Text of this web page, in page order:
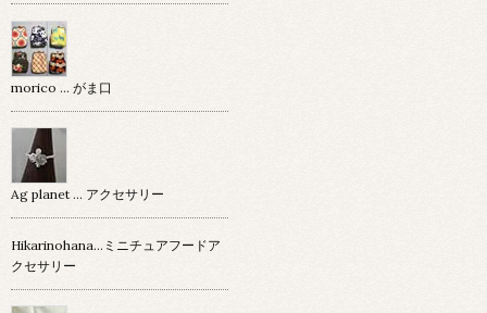
morico … がま口
Ag planet … アクセサリー
Hikarinohana…ミニチュアフードア
クセサリー